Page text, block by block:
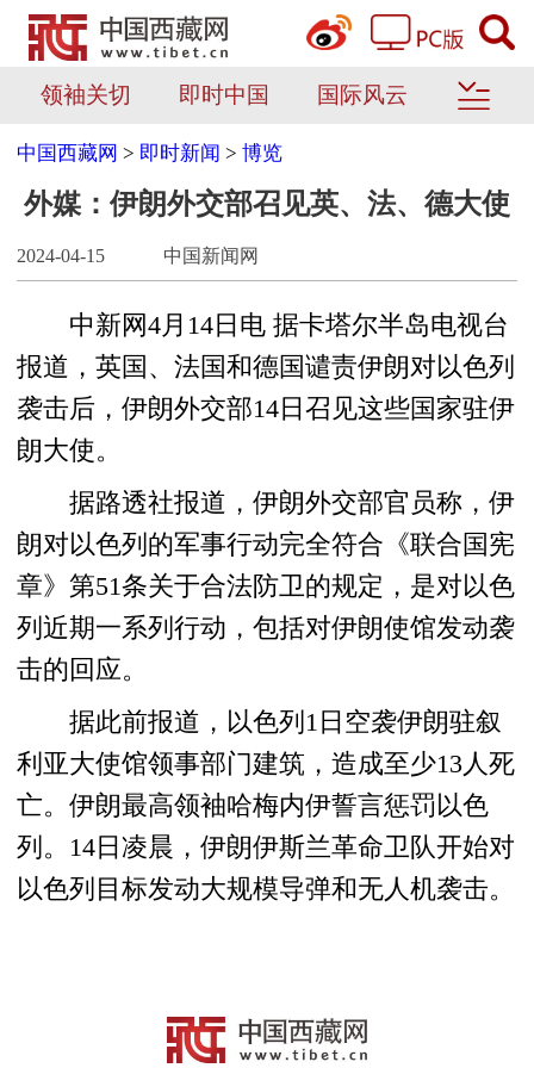
领袖关切 即时中国 国际风云
中国西藏网 > 即时新闻 >博览
外媒：伊朗外交部召见英、法、德大使
2024-04-15 中国新闻网
中新网4月14日电 据卡塔尔半岛电视台
报道，英国、法国和德国谴责伊朗对以色列
袭击后，伊朗外交部14日召见这些国家驻伊
朗大使。
据路透社报道，伊朗外交部官员称，伊
朗对以色列的军事行动完全符合《联合国宪
章》第51条关于合法防卫的规定，是对以色
列近期一系列行动，包括对伊朗使馆发动袭
击的回应。
据此前报道，以色列1日空袭伊朗驻叙
利亚大使馆领事部门建筑，造成至少13人死
亡。伊朗最高领袖哈梅内伊誓言惩罚以色
列。14日凌晨，伊朗伊斯兰革命卫队开始对
以色列目标发动大规模导弹和无人机袭击。